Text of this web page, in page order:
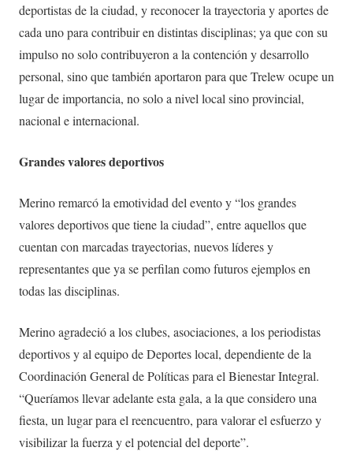
deportistas de la ciudad, y reconocer la trayectoria y aportes de
cada uno para contribuir en distintas disciplinas; ya que con su
impulso no solo contribuyeron a la contención y desarrollo
personal, sino que también aportaron para que Trelew ocupe un
lugar de importancia, no solo a nivel local sino provincial,
nacional e internacional.
Grandes valores deportivos
Merino remarcó la emotividad del evento y “los grandes
valores deportivos que tiene la ciudad”, entre aquellos que
cuentan con marcadas trayectorias, nuevos líderes y
representantes que ya se perfilan como futuros ejemplos en
todas las disciplinas.
Merino agradeció a los clubes, asociaciones, a los periodistas
deportivos y al equipo de Deportes local, dependiente de la
Coordinación General de Políticas para el Bienestar Integral.
“Queríamos llevar adelante esta gala, a la que considero una
fiesta, un lugar para el reencuentro, para valorar el esfuerzo y
visibilizar la fuerza y el potencial del deporte”.